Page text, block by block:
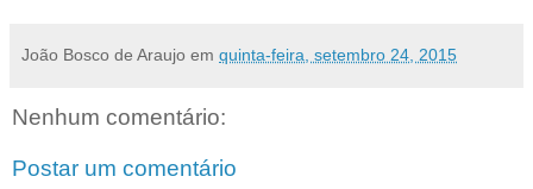
João Bosco de Araujo em quinta-feira, setembro 24, 2015
Nenhum comentário:
Postar um comentário